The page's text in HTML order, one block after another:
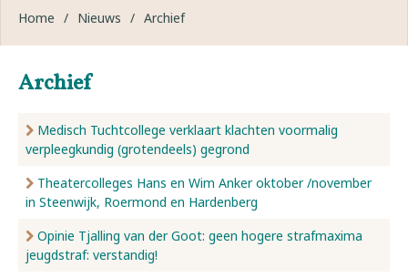
Home
Strafzaken
Werkwijze
Nieuws
Over ons
Home / Nieuws / Archief
Archief
Medisch Tuchtcollege verklaart klachten voormalig
verpleegkundig (grotendeels) gegrond
Theatercolleges Hans en Wim Anker oktober /november
in Steenwijk, Roermond en Hardenberg
Opinie Tjalling van der Goot: geen hogere strafmaxima
jeugdstraf: verstandig!